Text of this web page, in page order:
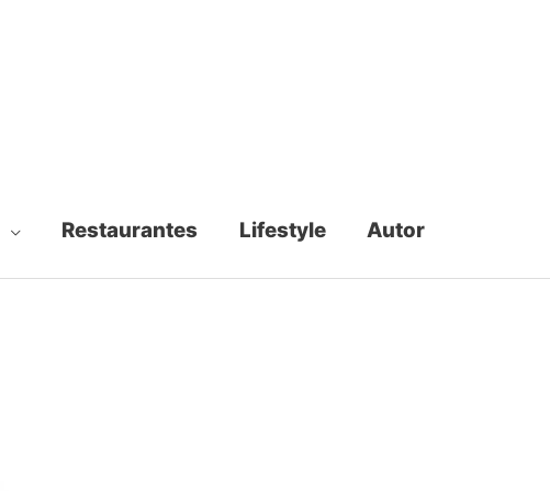
Restaurantes Lifestyle Autor